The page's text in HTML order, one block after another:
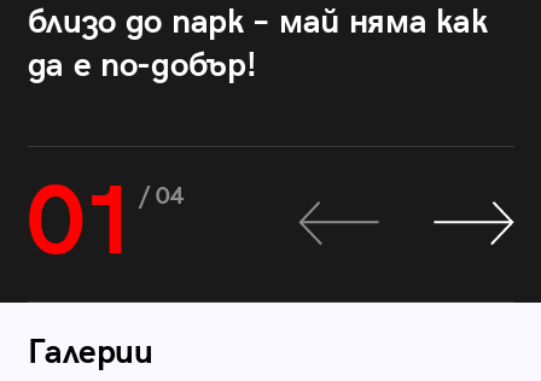
близо до парк – май няма как
да е по-добър!
01 / 04
Галерии